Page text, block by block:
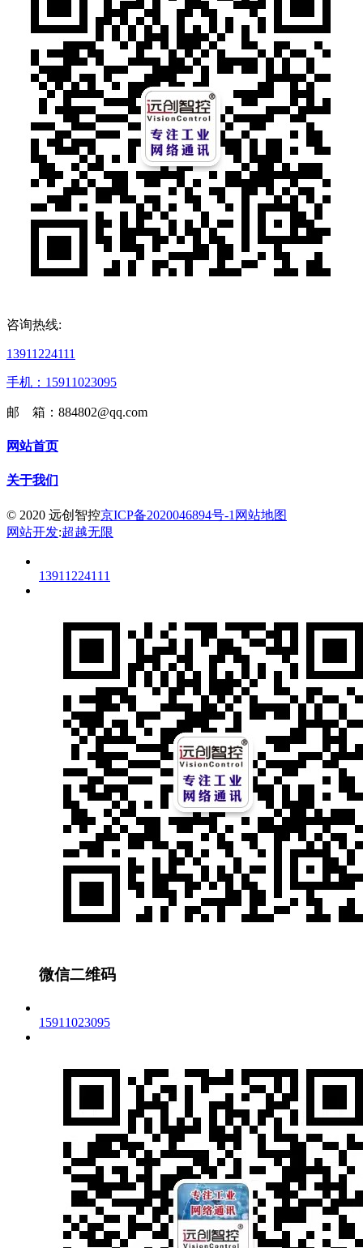
咨询热线:
13911224111
手机：15911023095
邮 箱：884802@qq.com
网站首页
关于我们
© 2020 远创智控京ICP备2020046894号-1 网站地图
网站开发:超越无限
13911224111
微信二维码
15911023095